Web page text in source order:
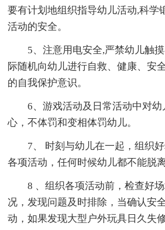
要有计划地组织指导幼儿活动,科学
活动的安全。
5、注意用电安全,严禁幼儿触
际随机向幼儿进行自救、健康、安
的自我保护意识。
6、游戏活动及日常活动中对
心，不体罚和变相体罚幼儿。
7、 时刻与幼儿在一起，组织
各项活动，任何时候幼儿都不能脱
8 、组织各项活动前，检查好
况，发现问题及时排除，当确认安
动，如果发现大型户外玩具日久失